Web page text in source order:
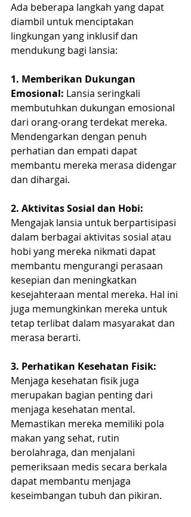
Ada beberapa langkah yang dapat
diambil untuk menciptakan
lingkungan yang inklusif dan
mendukung bagi lansia:
1. Memberikan Dukungan
Emosional: Lansia seringkali
membutuhkan dukungan emosional
dari orang-orang terdekat mereka.
Mendengarkan dengan penuh
perhatian dan empati dapat
membantu mereka merasa didengar
dan dihargai.
2. Aktivitas Sosial dan Hobi:
Mengajak lansia untuk berpartisipasi
dalam berbagai aktivitas sosial atau
hobi yang mereka nikmati dapat
membantu mengurangi perasaan
kesepian dan meningkatkan
kesejahteraan mental mereka. Hal ini
juga memungkinkan mereka untuk
tetap terlibat dalam masyarakat dan
merasa berarti.
3. Perhatikan Kesehatan Fisik:
Menjaga kesehatan fisik juga
merupakan bagian penting dari
menjaga kesehatan mental.
Memastikan mereka memiliki pola
makan yang sehat, rutin
berolahraga, dan menjalani
pemeriksaan medis secara berkala
dapat membantu menjaga
keseimbangan tubuh dan pikiran.